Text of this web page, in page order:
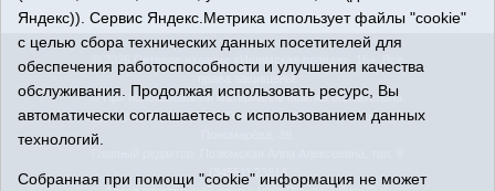
© 2026 Сетевое издание «Ишимская правда». 16+. Все
права защищены.
© При использовании материалов ссылка обязательна.
Адрес редакции: 627750 Тюменская область, г. Ишим, ул.
(34551) 23814
Яндекс)). Сервис Яндекс.Метрика использует файлы "cookie"
с целью сбора технических данных посетителей для
обеспечения работоспособности и улучшения качества
обслуживания. Продолжая использовать ресурс, Вы
автоматически соглашаетесь с использованием данных
технологий.
Собранная при помощи "cookie" информация не может